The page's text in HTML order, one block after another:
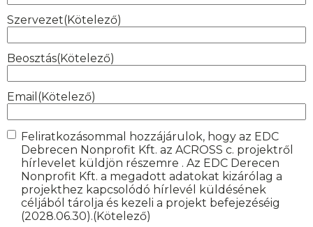
Szervezet(Kötelező)
Beosztás(Kötelező)
Email (Kötelező)
Consent(Kötelező)
Feliratkozásommal hozzájárulok, hogy az EDC
Debrecen Nonprofit Kft. az ACROSS c. projektről
hírlevelet küldjön részemre . Az EDC Derecen
Nonprofit Kft. a megadott adatokat kizárólag a
projekthez kapcsolódó hírlevél küldésének
céljából tárolja és kezeli a projekt befejezéséig
(2028.06.30).(Kötelező)